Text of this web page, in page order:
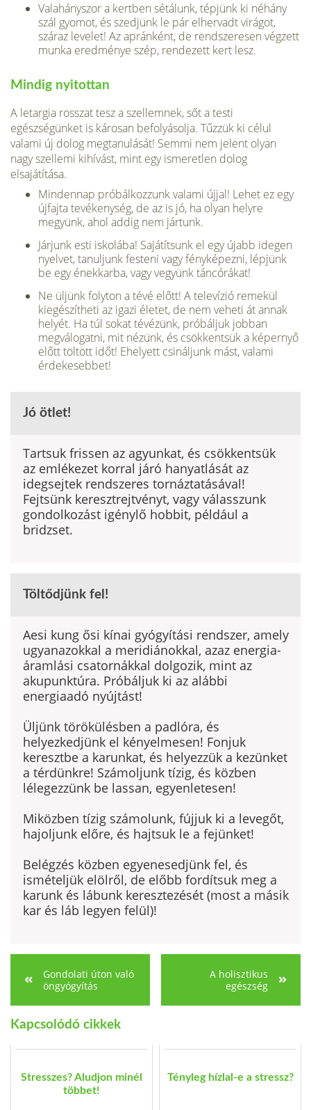
Valahányszor a kertben sétálunk, tépjünk ki néhány
szál gyomot, és szedjünk le pár elhervadt virágot,
száraz levelet! Az apránként, de rendszeresen végzett
munka eredménye szép, rendezett kert lesz.
Mindig nyitottan
A letargia rosszat tesz a szellemnek, sőt a testi
egészségünket is károsan befolyásolja. Tűzzük ki célul
valami új dolog megtanulását! Semmi nem jelent olyan
nagy szellemi kihívást, mint egy ismeretlen dolog
elsajátítása.
Mindennap próbálkozzunk valami újjal! Lehet ez egy
újfajta tevékenység, de az is jó, ha olyan helyre
megyünk, ahol addig nem jártunk.
Járjunk esti iskolába! Sajátítsunk el egy újabb idegen
nyelvet, tanuljunk festeni vagy fényképezni, lépjünk
be egy énekkarba, vagy vegyünk táncórákat!
Ne üljünk folyton a tévé előtt! A televízió remekül
kiegészítheti az igazi életet, de nem veheti át annak
helyét. Ha túl sokat tévézünk, próbáljuk jobban
megválogatni, mit nézünk, és csökkentsük a képernyő
előtt töltött időt! Ehelyett csináljunk mást, valami
érdekesebbet!
Jó ötlet!
Tartsuk frissen az agyunkat, és csökkentsük
az emlékezet korral járó hanyatlását az
idegsejtek rendszeres tornáztatásával!
Fejtsünk keresztrejtvényt, vagy válasszunk
gondolkozást igénylő hobbit, például a
bridzset.
Töltődjünk fel!
Aesi kung ősi kínai gyógyítási rendszer, amely
ugyanazokkal a meridiánokkal, azaz energia-
áramlási csatornákkal dolgozik, mint az
akupunktúra. Próbáljuk ki az alábbi
energiaadó nyújtást!
Üljünk törökülésben a padlóra, és
helyezkedjünk el kényelmesen! Fonjuk
keresztbe a karunkat, és helyezzük a kezünket
a térdünkre! Számoljunk tízig, és közben
lélegezzünk be lassan, egyenletesen!
Miközben tízig számolunk, fújjuk ki a levegőt,
hajoljunk előre, és hajtsuk le a fejünket!
Belégzés közben egyenesedjünk fel, és
ismételjük elölről, de előbb fordítsuk meg a
karunk és lábunk keresztezését (most a másik
kar és láb legyen felül)!
Gondolati úton való
öngyógyítás
A holisztikus
egészség
Kapcsolódó cikkek
Stresszes? Aludjon minél
többet!
Tényleg hízlal-e a stressz?